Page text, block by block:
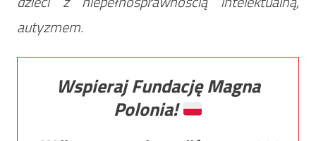
autyzmem.
Wspieraj Fundację Magna
Polonia!